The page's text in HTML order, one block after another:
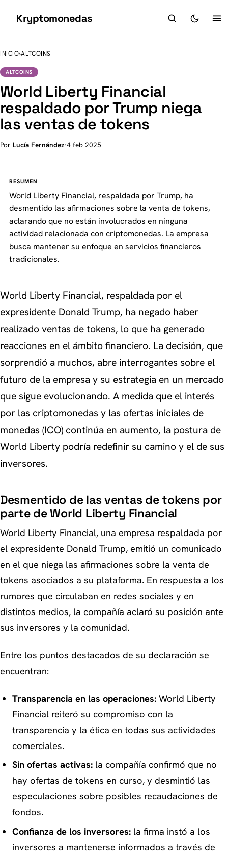
Kryptomonedas
INICIO›ALTCOINS
ALTCOINS
World Liberty Financial
respaldado por Trump niega
las ventas de tokens
Por Lucía Fernández·4 feb 2025
RESUMEN
World Liberty Financial, respaldada por Trump, ha
desmentido las afirmaciones sobre la venta de tokens,
aclarando que no están involucrados en ninguna
actividad relacionada con criptomonedas. La empresa
busca mantener su enfoque en servicios financieros
tradicionales.
World Liberty Financial, respaldada por el
expresidente Donald Trump, ha negado haber
realizado ventas de tokens, lo que ha generado
reacciones en el ámbito financiero. La decisión, que
sorprendió a muchos, abre interrogantes sobre el
futuro de la empresa y su estrategia en un mercado
que sigue evolucionando. A medida que el interés
por las criptomonedas y las ofertas iniciales de
monedas (ICO) continúa en aumento, la postura de
World Liberty podría redefinir su camino y el de sus
inversores.
Desmentido de las ventas de tokens por
parte de World Liberty Financial
World Liberty Financial, una empresa respaldada por
el expresidente Donald Trump, emitió un comunicado
en el que niega las afirmaciones sobre la venta de
tokens asociados a su plataforma. En respuesta a los
rumores que circulaban en redes sociales y en
distintos medios, la compañía aclaró su posición ante
sus inversores y la comunidad.
Entre los puntos destacados de su declaración se
encuentran:
Transparencia en las operaciones:World Liberty
Financial reiteró su compromiso con la
transparencia y la ética en todas sus actividades
comerciales.
Sin ofertas activas:la compañía confirmó que no
hay ofertas de tokens en curso, y desmintió las
especulaciones sobre posibles recaudaciones de
fondos.
Confianza de los inversores:la firma instó a los
inversores a mantenerse informados a través de